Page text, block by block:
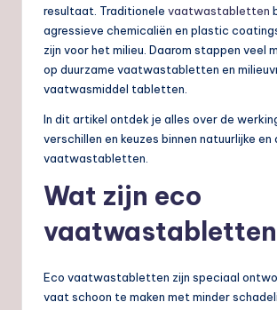
resultaat. Traditionele vaatwastabletten
agressieve chemicaliën en plastic
zijn voor het milieu. Daarom stappen veel
op duurzame vaatwastabletten en
vaatwasmiddel tabletten.
In dit artikel ontdek je alles over de
verschillen en keuzes binnen natuurlijke en
vaatwastabletten.
Wat zijn eco
Eco vaatwastabletten zijn speciaal
vaat schoon te maken met minder